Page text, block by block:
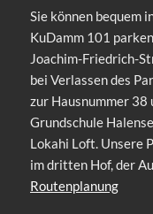
Sie können bequem
KuDamm 101
Joachim-Friedrich-
bei Verlassen des
zur Hausnummer 38
Grundschule
Lokahi Loft. Unsere
im dritten Hof, der
Routenplanung